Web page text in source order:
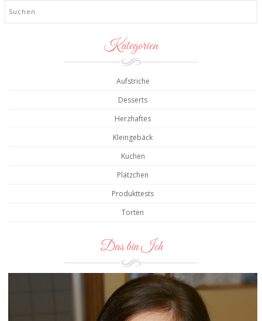
Kategorien
Aufstriche
Desserts
Herzhaftes
Kleingebäck
Kuchen
Plätzchen
Produkttests
Torten
Das bin Ich